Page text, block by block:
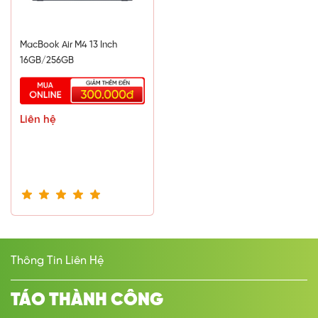
MagSafe 3 đã đem lại cho máy vẻ đẹp tối giản nhưng vẫn
MacBook Air M4 13 Inch
16GB/256GB
Liên hệ
Thông Tin Liên Hệ
TÁO THÀNH CÔNG